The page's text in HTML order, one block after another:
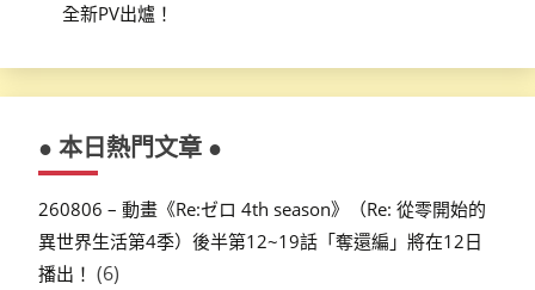
全新PV出爐！
● 本日熱門文章 ●
260806 – 動畫《Re:ゼロ 4th season》（Re: 從零開始的
異世界生活第4季）後半第12~19話「奪還編」將在12日
播出！ (6)